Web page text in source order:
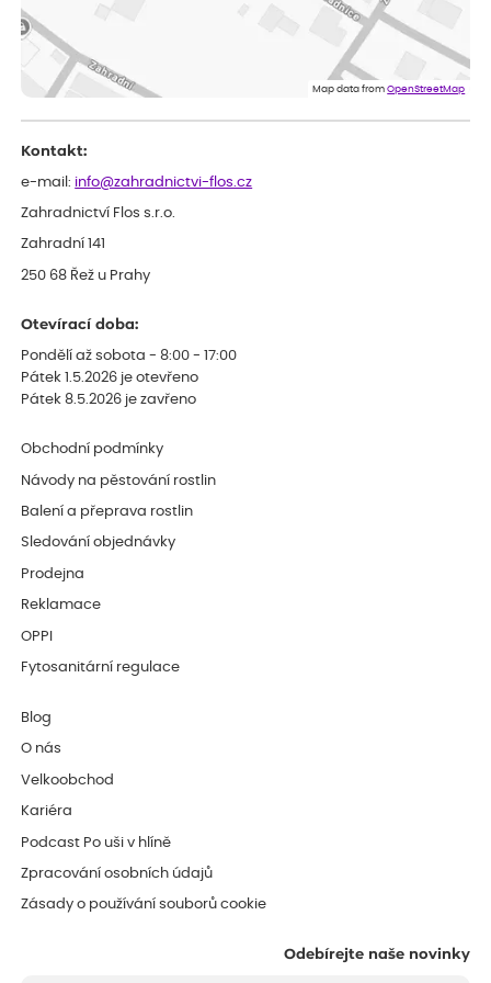
Dobrý den, byli jsme spokojeni
Eshop, objednání bylo v pořádku, žádný problém. Jen jsem byla
smutná z dodávky jedné kytky, která nebyla v nejlepší kondici a i
Map data fromOpenStreetMap
Kontakt:
e-mail: info@zahradnictvi-flos.cz
Zahradnictví Flos s.r.o.
Zahradní 141
250 68 Řež u Prahy
Otevírací doba:
Pondělí až sobota - 8:00 - 17:00
Pátek 1.5.2026 je otevřeno
Pátek 8.5.2026 je zavřeno
Obchodní podmínky
Návody na pěstování rostlin
Balení a přeprava rostlin
Sledování objednávky
Prodejna
Reklamace
OPPI
Fytosanitární regulace
Blog
O nás
Velkoobchod
Kariéra
Podcast Po uši v hlíně
Zpracování osobních údajů
Zásady o používání souborů cookie
Odebírejte naše novinky